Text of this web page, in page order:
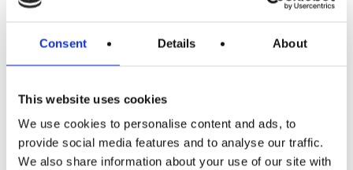
Consent Details About
This website uses cookies
We use cookies to personalise content and ads, to
provide social media features and to analyse our traffic.
We also share information about your use of our site with
zugleich der wichtigste: Jedes – JEDES –
Publikum funktioniert genau gleich wie
werden angepasst, die Regeln bleiben die
gleichen. Also vergesst „Medien“,
„Sponsoren“, „Kunden“. Euer Zuhörer ist